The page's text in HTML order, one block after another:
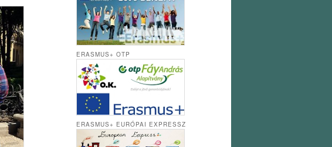
ERASMUS+ OTP
ERASMUS+ EURÓPAI EXPRESSZ